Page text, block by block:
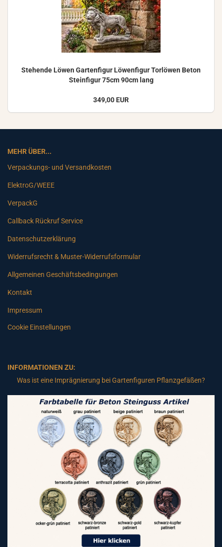
Ste­hen­de Löwen Gar­ten­fi­gur Lö­wen­fi­gur Tor­lö­wen Beton
Stein­fi­gur 75cm 90cm lang
349,00 EUR
MEHR ÜBER...
Verpackungs- und Versandkosten
ElektroG/WEEE
VerpackG
Callback Rückruf Service
Datenschutzerklärung
Widerrufsrecht & Muster-Widerrufsformular
Allgemeinen Geschäftsbedingungen
Kontakt
Impressum
Cookie Einstellungen
INFORMATIONEN ZU:
Was ist eine Imprägnierung bei Gartenfiguren Pflanzgefäßen?